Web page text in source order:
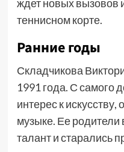
ждет новых вызовов
теннисном корте.
Ранние годы
Складчикова
1991 года. С самого
интерес к искусству,
музыке. Ее
талант и старались